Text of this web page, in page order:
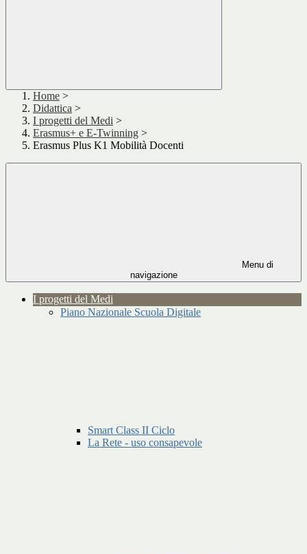
Home >
Didattica >
I progetti del Medi >
Erasmus+ e E-Twinning >
Erasmus Plus K1 Mobilità Docenti
Menu di
navigazione
I progetti del Medi
Piano Nazionale Scuola Digitale
Smart Class II Ciclo
La Rete - uso consapevole